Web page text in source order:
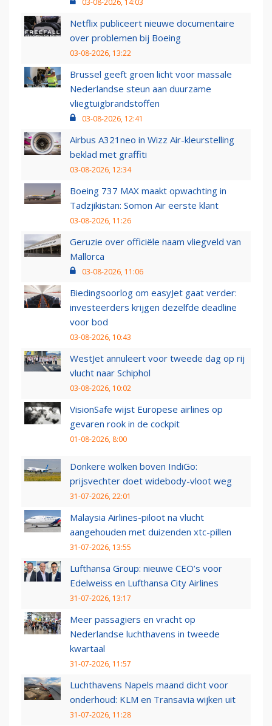
Netflix publiceert nieuwe documentaire
over problemen bij Boeing
03-08-2026, 13:22
Brussel geeft groen licht voor massale
Nederlandse steun aan duurzame
vliegtuigbrandstoffen
03-08-2026, 12:41
Airbus A321neo in Wizz Air-kleurstelling
beklad met graffiti
03-08-2026, 12:34
Boeing 737 MAX maakt opwachting in
Tadzjikistan: Somon Air eerste klant
03-08-2026, 11:26
Geruzie over officiële naam vliegveld van
Mallorca
03-08-2026, 11:06
Biedingsoorlog om easyJet gaat verder:
investeerders krijgen dezelfde deadline
voor bod
03-08-2026, 10:43
WestJet annuleert voor tweede dag op rij
vlucht naar Schiphol
03-08-2026, 10:02
VisionSafe wijst Europese airlines op
gevaren rook in de cockpit
01-08-2026, 8:00
Donkere wolken boven IndiGo:
prijsvechter doet widebody-vloot weg
31-07-2026, 22:01
Malaysia Airlines-piloot na vlucht
aangehouden met duizenden xtc-pillen
31-07-2026, 13:55
Lufthansa Group: nieuwe CEO’s voor
Edelweiss en Lufthansa City Airlines
31-07-2026, 13:17
Meer passagiers en vracht op
Nederlandse luchthavens in tweede
kwartaal
31-07-2026, 11:57
Luchthavens Napels maand dicht voor
onderhoud: KLM en Transavia wijken uit
31-07-2026, 11:28